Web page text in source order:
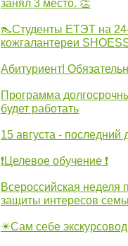
занял 3 место. 👏
👠Студенты ЕТЭТ на
кожгалантереи
Абитуриент!
Программа
будет работать
15 августа - последний
❗Целевое обучение ❗
Всероссийская
защиты интересов
☀Сам себе экскурсовод